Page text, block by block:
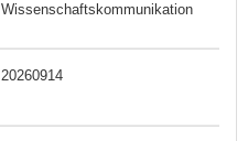
Wissenschaftskommunikation
20260914